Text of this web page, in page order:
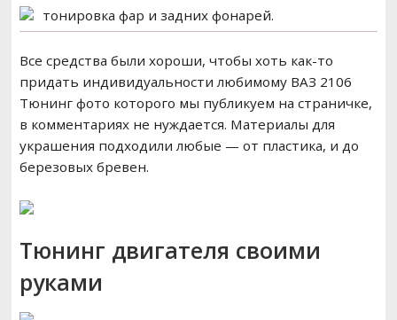
тонировка фар и задних фонарей.
Все средства были хороши, чтобы хоть как-то
придать индивидуальности любимому ВАЗ 2106
Тюнинг фото которого мы публикуем на страничке,
в комментариях не нуждается. Материалы для
украшения подходили любые — от пластика, и до
березовых бревен.
Тюнинг двигателя своими
руками